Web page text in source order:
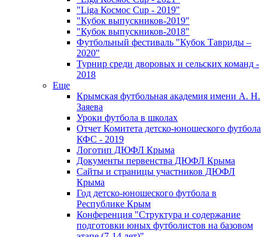
"Liga Космос Cup - 2019"
"Кубок выпускников-2019"
"Кубок выпускников-2018"
Футбольный фестиваль "Кубок Тавриды –
2020"
Турнир среди дворовых и сельских команд -
2018
Еще
Крымская футбольная академия имени А. Н.
Заяева
Уроки футбола в школах
Отчет Комитета детско-юношеского футбола
КФС - 2019
Логотип ДЮФЛ Крыма
Документы первенства ДЮФЛ Крыма
Сайты и страницы участников ДЮФЛ
Крыма
Год детско-юношеского футбола в
Республике Крым
Конференция "Структура и содержание
подготовки юных футболистов на базовом